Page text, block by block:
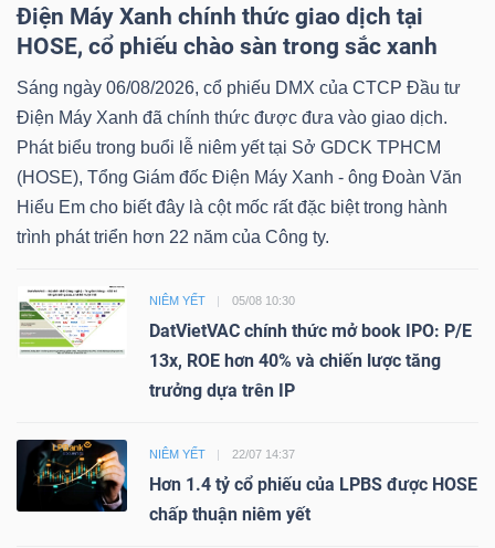
Điện Máy Xanh chính thức giao dịch tại
HOSE, cổ phiếu chào sàn trong sắc xanh
Sáng ngày 06/08/2026, cổ phiếu DMX của CTCP Đầu tư
Điện Máy Xanh đã chính thức được đưa vào giao dịch.
Phát biểu trong buổi lễ niêm yết tại Sở GDCK TPHCM
(HOSE), Tổng Giám đốc Điện Máy Xanh - ông Đoàn Văn
Hiểu Em cho biết đây là cột mốc rất đặc biệt trong hành
trình phát triển hơn 22 năm của Công ty.
NIÊM YẾT 05/08 10:30
DatVietVAC chính thức mở book IPO: P/E
13x, ROE hơn 40% và chiến lược tăng
trưởng dựa trên IP
NIÊM YẾT 22/07 14:37
Hơn 1.4 tỷ cổ phiếu của LPBS được HOSE
chấp thuận niêm yết